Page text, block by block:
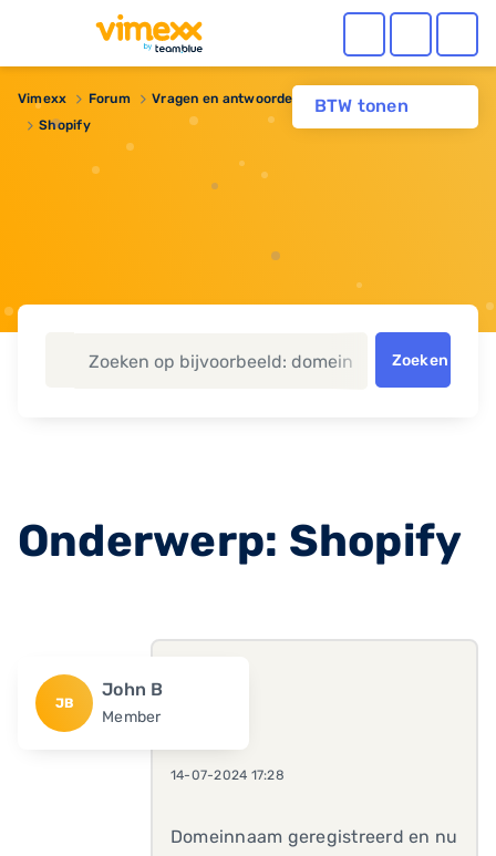
BTW tonen
Vimexx Forum Vragen en antwoorden
Domeinnaam
Shopify
Zoeken
Onderwerp: Shopify
JB
John B
Member
14-07-2024 17:28
Domeinnaam geregistreerd en nu